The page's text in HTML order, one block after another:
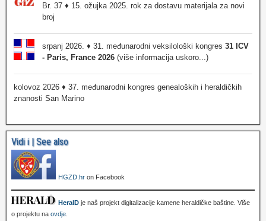
Br. 37 ♦ 15. ožujka 2025. rok za dostavu materijala za novi
broj
srpanj 2026. ♦ 31. međunarodni veksilološki kongres 31 ICV
- Paris, France 2026 (više informacija uskoro...)
kolovoz 2026 ♦ 37. međunarodni kongres genealoških i heraldičkih
znanosti San Marino
Vidi i | See also
HGZD.hr on Facebook
HeralD je naš projekt digitalizacije kamene heraldičke baštine. Više
o projektu na ovdje.